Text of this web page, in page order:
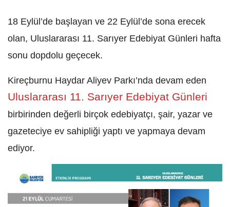
Geleneksel Yılsonu Sergisi;
'Gönülden Ele, Elden Size'
İBB ve Sarıyer Belediyesi; Denizleri
Korumak Hepimizin Görevi
Sarıyer'de Kadınlar Bağımlılıkla Mücadelede
Buluştu
Sarıyer Belediyesi Spor Kulübü Minik
Karatecilerinden Üç Kupa